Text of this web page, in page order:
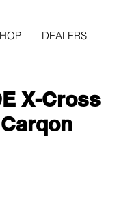
DEALERS
X-Cross